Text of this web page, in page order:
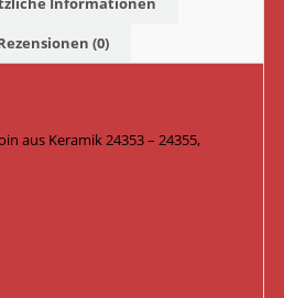
(0)
aus Keramik 24353 – 24355,